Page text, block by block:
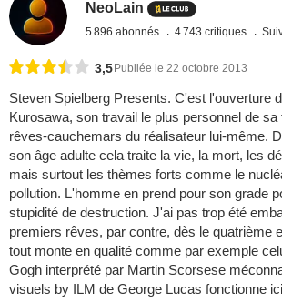
NeoLain
5 896 abonnés 4 743 critiques
3,5 Publiée le 22 octobre 2013
Steven Spielberg Presents. C'est l'ouverture
Kurosawa, son travail le plus personnel de
rêves-cauchemars du réalisateur lui-même.
son âge adulte cela traite la vie, la mort, les
mais surtout les thèmes forts comme le
pollution. L'homme en prend pour son grade
stupidité de destruction. J'ai pas trop été
premiers rêves, par contre, dès le quatrième
tout monte en qualité comme par exemple
Gogh interprété par Martin Scorsese
visuels by ILM de George Lucas fonctionne